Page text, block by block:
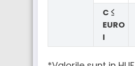
C ≤
EURO
I